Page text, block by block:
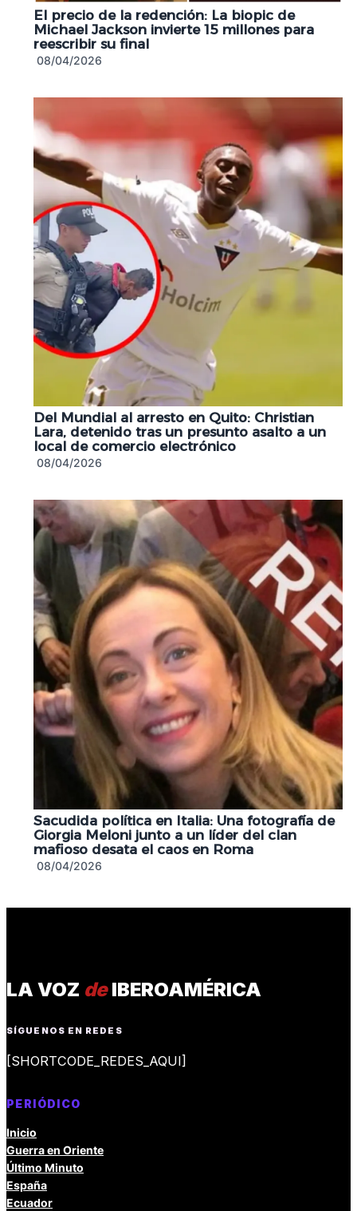
El precio de la redención: La biopic de
Michael Jackson invierte 15 millones para
reescribir su final
08/04/2026
Del Mundial al arresto en Quito: Christian
Lara, detenido tras un presunto asalto a un
local de comercio electrónico
08/04/2026
Sacudida política en Italia: Una fotografía de
Giorgia Meloni junto a un líder del clan
mafioso desata el caos en Roma
08/04/2026
LA VOZ deIBEROAMÉRICA
SÍGUENOS EN REDES
[SHORTCODE_REDES_AQUI]
PERIÓDICO
Inicio
Guerra en Oriente
Último Minuto
España
Ecuador